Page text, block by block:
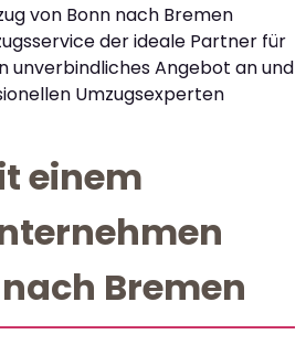
von Bonn nach Bremen
der ideale Partner für
unverbindliches Angebot an und
Umzugsexperten
einem
Bremen